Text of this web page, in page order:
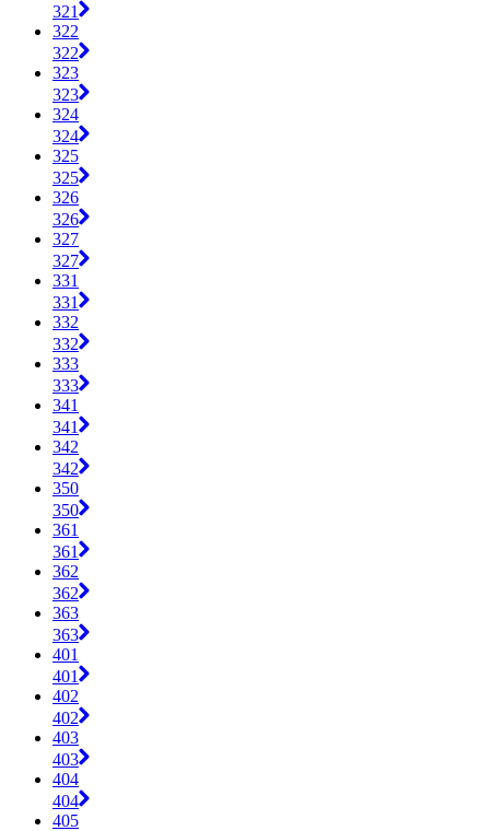
321
322
322
323
323
324
324
325
325
326
326
327
327
331
331
332
332
333
333
341
341
342
342
350
350
361
361
362
362
363
363
401
401
402
402
403
403
404
404
405